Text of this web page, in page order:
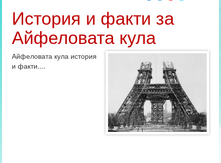
История и факти за
Айфеловата кула
Айфеловата кула история
и факти....